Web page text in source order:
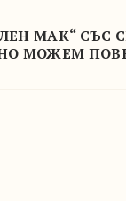
МАК“ СЪС
МОЖЕМ